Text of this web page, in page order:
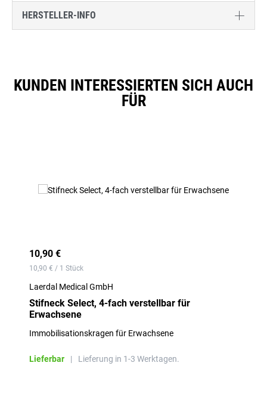
HERSTELLER-INFO
KUNDEN INTERESSIERTEN SICH AUCH
FÜR
10,90 €
10,90 € / 1 Stück
Laerdal Medical GmbH
Stifneck Select, 4-fach verstellbar für
Erwachsene
Immobilisationskragen für Erwachsene
Lieferbar | Lieferung in 1-3 Werktagen.